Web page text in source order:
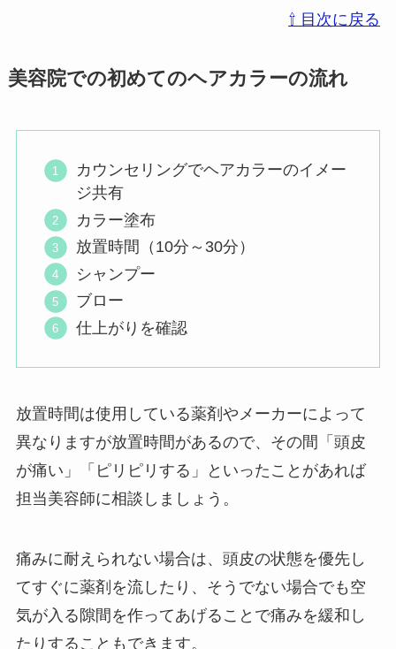
⇧ 目次に戻る
美容院での初めてのヘアカラーの流れ
カウンセリングでヘアカラーのイメー
ジ共有
カラー塗布
放置時間（10分～30分）
シャンプー
ブロー
仕上がりを確認
放置時間は使用している薬剤やメーカーによって
異なりますが放置時間があるので、その間「頭皮
が痛い」「ピリピリする」といったことがあれば
担当美容師に相談しましょう。
痛みに耐えられない場合は、頭皮の状態を優先し
てすぐに薬剤を流したり、そうでない場合でも空
気が入る隙間を作ってあげることで痛みを緩和し
たりすることもできます。